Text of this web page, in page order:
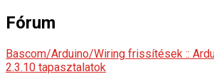
Fórum
Bascom/Arduino/Wiring frissítések ::
2.3.10 tapasztalatok